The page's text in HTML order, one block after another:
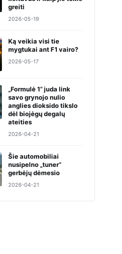
greiti
2026-05-19
Ką veikia visi tie
mygtukai ant F1 vairo?
2026-05-17
„Formulė 1“ juda link
savo grynojo nulio
anglies dioksido tikslo
dėl biojėgų degalų
ateities
2026-04-21
Šie automobiliai
nusipelno „tuner“
gerbėjų dėmesio
2026-04-21